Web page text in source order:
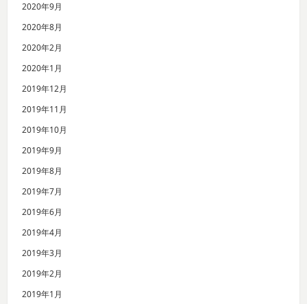
2020年9月
2020年8月
2020年2月
2020年1月
2019年12月
2019年11月
2019年10月
2019年9月
2019年8月
2019年7月
2019年6月
2019年4月
2019年3月
2019年2月
2019年1月